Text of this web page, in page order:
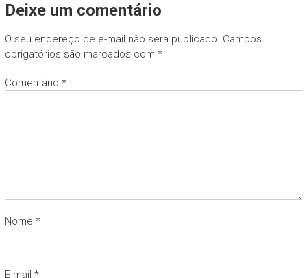
Deixe um comentário
O seu endereço de e-mail não será publicado. Campos
obrigatórios são marcados com *
Comentário *
Nome *
E-mail *